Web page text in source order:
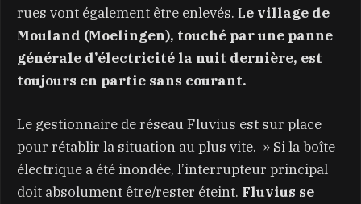
rues vont également être enlevés. Le village de
Mouland (Moelingen), touché par une panne
générale d’électricité la nuit dernière, est
toujours en partie sans courant.
Le gestionnaire de réseau Fluvius est sur place
pour rétablir la situation au plus vite. » Si la boîte
électrique a été inondée, l’interrupteur principal
doit absolument être/rester éteint. Fluvius se